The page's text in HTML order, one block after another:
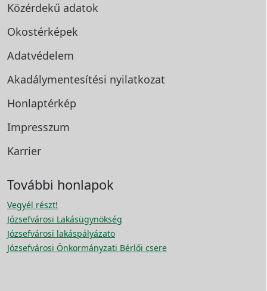
Közérdekű adatok
Okostérképek
Adatvédelem
Akadálymentesítési nyilatkozat
Honlaptérkép
Impresszum
Karrier
További honlapok
Vegyél részt!
Józsefvárosi Lakásügynökség
Józsefvárosi lakáspályázato
Józsefvárosi Önkormányzati Bérlői csere